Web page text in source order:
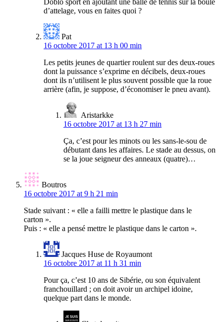
Doblo sport en ajoutant une balle de tennis sur la boule
d’attelage, vous en faites quoi ?
Pat
16 octobre 2017 at 13 h 00 min
Les petits jeunes de quartier roulent sur des deux-roues
dont la puissance s’exprime en décibels, deux-roues
dont ils n’utilisent le plus souvent possible que la roue
arrière (afin, je suppose, d’économiser le pneu avant).
Aristarkke
16 octobre 2017 at 13 h 27 min
Ça, c’est pour les minots ou les sans-le-sou de
débutant dans les affaires. Le stade au dessus, on
se la joue seigneur des anneaux (quatre)…
Boutros
16 octobre 2017 at 9 h 21 min
Stade suivant : « elle a failli mettre le plastique dans le
carton ».
Puis : « elle a pensé mettre le plastique dans le carton ».
Jacques Huse de Royaumont
16 octobre 2017 at 11 h 31 min
Pour ça, c’est 10 ans de Sibérie, ou son équivalent
franchouillard ; on doit avoir un archipel idoine,
quelque part dans le monde.